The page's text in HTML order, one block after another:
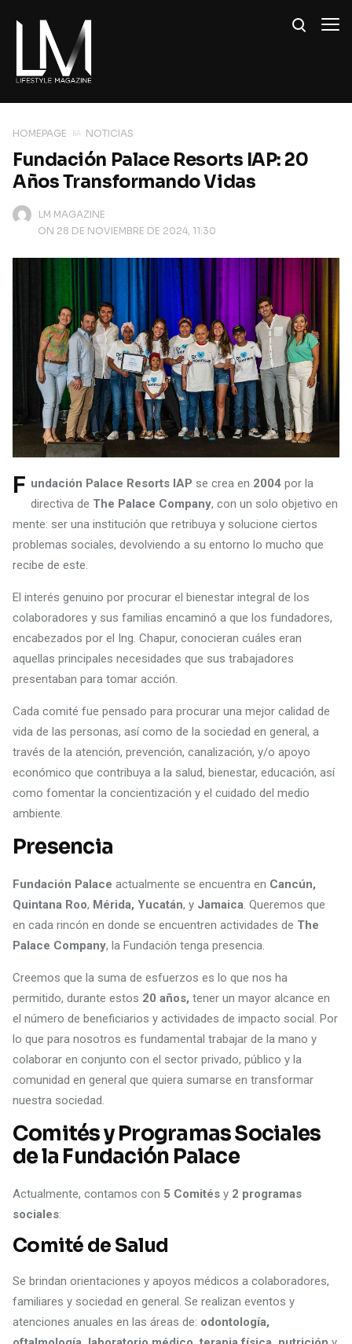
HOMEPAGE NOTICIAS
LM MAGAZINE
ON 28 DE NOVIEMBRE DE 2024, 11:30
Fundación Palace Resorts IAP: 20
Años Transformando Vidas
F undación Palace Resorts IAP se crea en 2004 por la
directiva de The Palace Company, con un solo objetivo en
mente: ser una institución que retribuya y solucione ciertos
problemas sociales, devolviendo a su entorno lo mucho que
recibe de este.
El interés genuino por procurar el bienestar integral de los
colaboradores y sus familias encaminó a que los fundadores,
encabezados por el Ing. Chapur, conocieran cuáles eran
aquellas principales necesidades que sus trabajadores
presentaban para tomar acción.
Cada comité fue pensado para procurar una mejor calidad de
vida de las personas, así como de la sociedad en general, a
través de la atención, prevención, canalización, y/o apoyo
económico que contribuya a la salud, bienestar, educación, así
como fomentar la concientización y el cuidado del medio
ambiente.
Presencia
Fundación Palace actualmente se encuentra en Cancún,
Quintana Roo, Mérida, Yucatán, y Jamaica. Queremos que
en cada rincón en donde se encuentren actividades de The
Palace Company, la Fundación tenga presencia.
Creemos que la suma de esfuerzos es lo que nos ha
permitido, durante estos 20 años, tener un mayor alcance en
el número de beneficiarios y actividades de impacto social. Por
lo que para nosotros es fundamental trabajar de la mano y
colaborar en conjunto con el sector privado, público y la
comunidad en general que quiera sumarse en transformar
nuestra sociedad.
Comités y Programas Sociales
de la Fundación Palace
Actualmente, contamos con 5 Comités y 2 programas
sociales:
Comité de Salud
Se brindan orientaciones y apoyos médicos a colaboradores,
familiares y sociedad en general. Se realizan eventos y
atenciones anuales en las áreas de: odontología,